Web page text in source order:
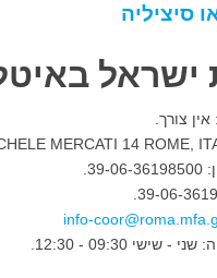
סיציליה
ישראל
צורך.
09:30 - 12:30.